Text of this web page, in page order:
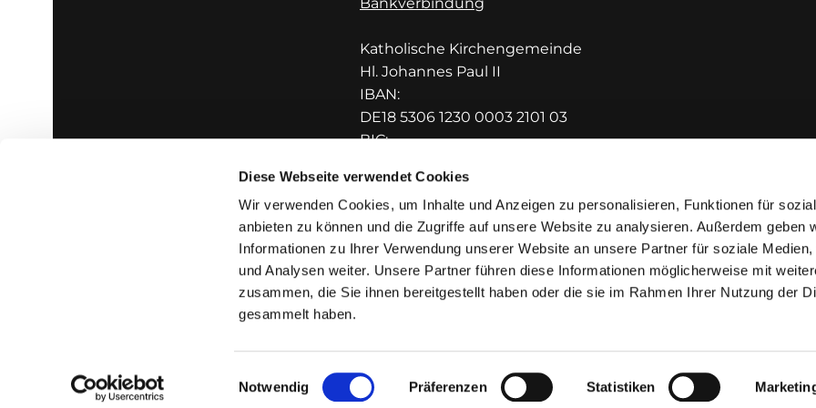
Diese Webseite verwendet Cookies
Wir verwenden Cookies, um Inhalte und Anzeigen zu personalisieren, Funktionen für
anbieten zu können und die Zugriffe auf unsere Website zu analysieren. Außerdem geben
Informationen zu Ihrer Verwendung unserer Website an unsere Partner für soziale Medien,
und Analysen weiter. Unsere Partner führen diese Informationen möglicherweise mit
zusammen, die Sie ihnen bereitgestellt haben oder die sie im Rahmen Ihrer Nutzung der
gesammelt haben.
Einwilligungsauswahl
Notwendig Präferenzen Statistiken
Katholische Kirchengemeinde
Hl. Johannes Paul II
IBAN:
DE18 5306 1230 0003 2101 03
BIC:
Impressum Datenschutzerklärung ChurchDesk-